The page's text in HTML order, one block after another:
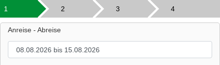
1 2 3 4
Anreise - Abreise